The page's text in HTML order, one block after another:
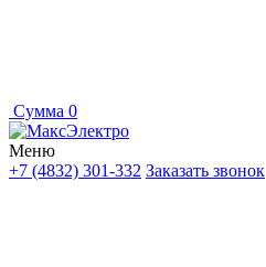
Сумма 0
Меню
+7 (4832) 301-332 Заказать звонок